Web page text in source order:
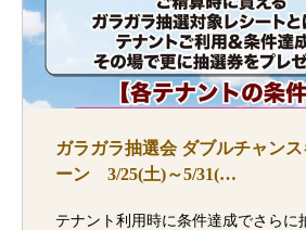
ガラガラ抽選会 ダブルチャン
ーン 3/25(土)～5/31(…
テナント利用時に条件達成でさらに